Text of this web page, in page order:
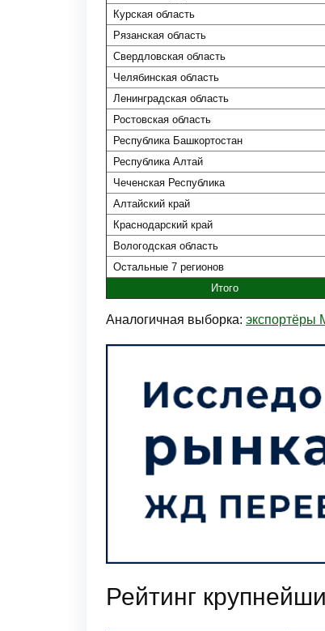
Курская область
Рязанская область
Свердловская область
Челябинская область
Ленинградская область
Ростовская область
Республика Башкортостан
Республика Алтай
Чеченская Республика
Алтайский край
Краснодарский край
Вологодская область
Остальные 7 регионов
Итого
Аналогичная выборка: экспортёры
Рейтинг